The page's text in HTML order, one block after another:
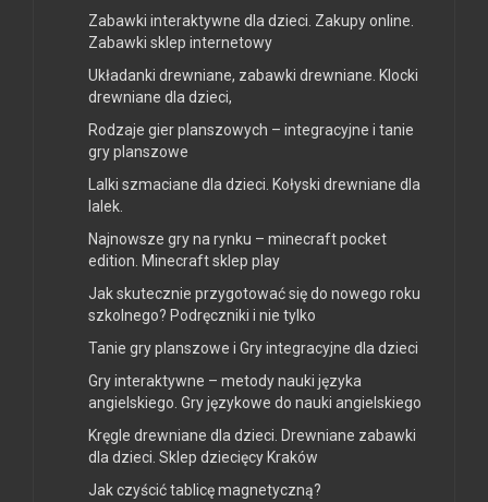
Zabawki interaktywne dla dzieci. Zakupy online.
Zabawki sklep internetowy
Układanki drewniane, zabawki drewniane. Klocki
drewniane dla dzieci,
Rodzaje gier planszowych – integracyjne i tanie
gry planszowe
Lalki szmaciane dla dzieci. Kołyski drewniane dla
lalek.
Najnowsze gry na rynku – minecraft pocket
edition. Minecraft sklep play
Jak skutecznie przygotować się do nowego roku
szkolnego? Podręczniki i nie tylko
Tanie gry planszowe i Gry integracyjne dla dzieci
Gry interaktywne – metody nauki języka
angielskiego. Gry językowe do nauki angielskiego
Kręgle drewniane dla dzieci. Drewniane zabawki
dla dzieci. Sklep dziecięcy Kraków
Jak czyścić tablicę magnetyczną?